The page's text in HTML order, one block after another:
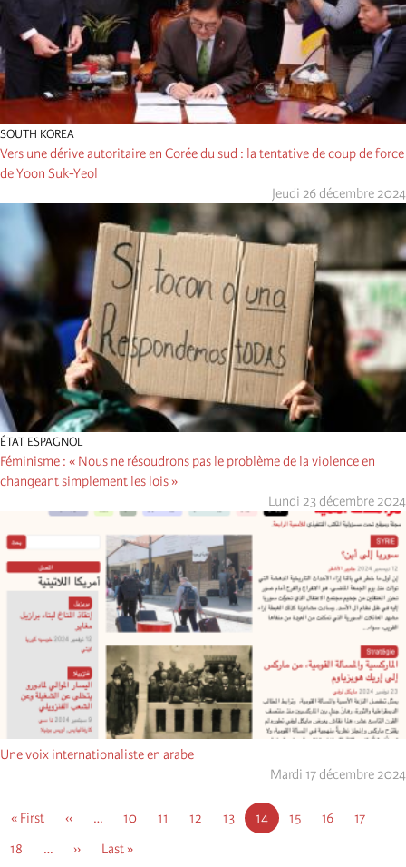
SOUTH KOREA
Vers une dérive autoritaire en Corée du sud : la tentative de coup de force
de Yoon Suk-Yeol
Jeudi 26 décembre 2024
ÉTAT ESPAGNOL
Féminisme : « Nous ne résoudrons pas le problème de la violence en
changeant simplement les lois »
Lundi 23 décembre 2024
Une voix internationaliste en arabe
Mardi 17 décembre 2024
First
« First
Page
‹‹ … Page
10 Page
11 Page
12 Page
13
Page
courante
14 Page
15 Page
16 Page
17
Page
18 …
Page
››
Dernière
Last »